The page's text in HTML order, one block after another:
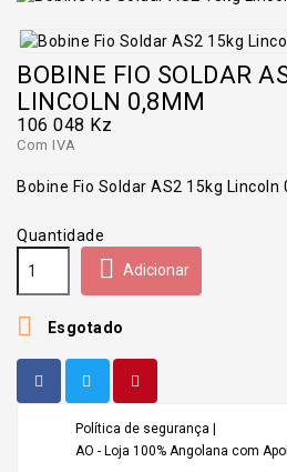
BOBINE FIO SOLDAR
LINCOLN 0,8MM
106 048 Kz
Com IVA
Bobine Fio Soldar AS2 15kg Lincoln
Quantidade
 Adicionar
 Esgotado
Política de segurança |
AO - Loja 100% Angolana com